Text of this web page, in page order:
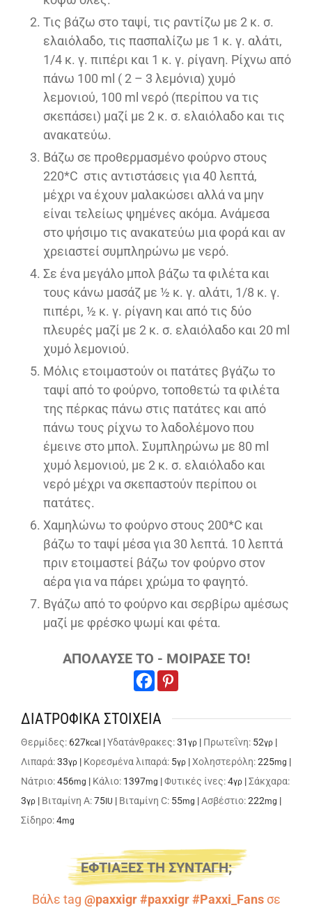
Τις βάζω στο ταψί, τις ραντίζω με 2 κ. σ.
ελαιόλαδο, τις πασπαλίζω με 1 κ. γ. αλάτι,
1/4 κ. γ. πιπέρι και 1 κ. γ. ρίγανη. Ρίχνω από
πάνω 100 ml ( 2 – 3 λεμόνια) χυμό
λεμονιού, 100 ml νερό (περίπου να τις
σκεπάσει) μαζί με 2 κ. σ. ελαιόλαδο και τις
ανακατεύω.
Βάζω σε προθερμασμένο φούρνο στους
220*C στις αντιστάσεις για 40 λεπτά,
μέχρι να έχουν μαλακώσει αλλά να μην
είναι τελείως ψημένες ακόμα. Ανάμεσα
στο ψήσιμο τις ανακατεύω μια φορά και αν
χρειαστεί συμπληρώνω με νερό.
Σε ένα μεγάλο μπολ βάζω τα φιλέτα και
τους κάνω μασάζ με ½ κ. γ. αλάτι, 1/8 κ. γ.
πιπέρι, ½ κ. γ. ρίγανη και από τις δύο
πλευρές μαζί με 2 κ. σ. ελαιόλαδο και 20 ml
χυμό λεμονιού.
Μόλις ετοιμαστούν οι πατάτες βγάζω το
ταψί από το φούρνο, τοποθετώ τα φιλέτα
της πέρκας πάνω στις πατάτες και από
πάνω τους ρίχνω το λαδολέμονο που
έμεινε στο μπολ. Συμπληρώνω με 80 ml
χυμό λεμονιού, με 2 κ. σ. ελαιόλαδο και
νερό μέχρι να σκεπαστούν περίπου οι
πατάτες.
Χαμηλώνω το φούρνο στους 200*C και
βάζω το ταψί μέσα για 30 λεπτά. 10 λεπτά
πριν ετοιμαστεί βάζω τον φούρνο στον
αέρα για να πάρει χρώμα το φαγητό.
Βγάζω από το φούρνο και σερβίρω αμέσως
μαζί με φρέσκο ψωμί και φέτα.
ΑΠΟΛΑΥΣΕ ΤΟ - ΜΟΙΡΑΣΕ ΤΟ!
ΔΙΑΤΡΟΦΙΚΑ ΣΤΟΙΧΕΙΑ
Θερμίδες: 627kcal |Υδατάνθρακες:31 γρ | Πρωτεΐνη: 52γρ |
Λιπαρά:33γρ | Κορεσμένα λιπαρά: 5γρ |Χοληστερόλη:225mg |
Νάτριο:456mg | Κάλιο: 1397mg |Φυτικές ίνες:4γρ |Σάκχαρα:
3γρ | Βιταμίνη A:75 IU | Βιταμίνη C: 55mg |Ασβέστιο:222mg |
Σίδηρο:4mg
ΕΦΤΙΑΞΕΣ ΤΗ ΣΥΝΤΑΓΗ;
Βάλε tag @paxxigr #paxxigr #Paxxi_Fansσε